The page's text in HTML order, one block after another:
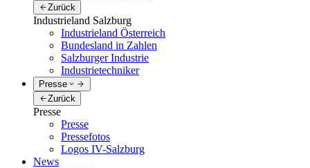
Zurück
Industrieland Salzburg
Industrieland Österreich
Bundesland in Zahlen
Salzburger Industrie
Industrietechniker
Presse
Zurück
Presse
Presse
Pressefotos
Logos IV-Salzburg
News